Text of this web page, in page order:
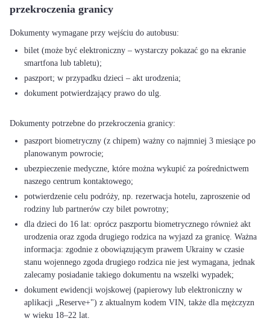
przekroczenia granicy
bilet (może być elektroniczny – wystarczy pokazać go na ekranie
smartfona lub tabletu);
paszport; w przypadku dzieci – akt urodzenia;
dokument potwierdzający prawo do ulg.
paszport biometryczny (z chipem) ważny co najmniej 3 miesiące po
planowanym powrocie;
ubezpieczenie medyczne, które można wykupić za pośrednictwem
naszego centrum kontaktowego;
potwierdzenie celu podróży, np. rezerwacja hotelu, zaproszenie od
rodziny lub partnerów czy bilet powrotny;
dla dzieci do 16 lat: oprócz paszportu biometrycznego również akt
urodzenia oraz zgoda drugiego rodzica na wyjazd za granicę. Ważna
informacja: zgodnie z obowiązującym prawem Ukrainy w czasie
stanu wojennego zgoda drugiego rodzica nie jest wymagana, jednak
zalecamy posiadanie takiego dokumentu na wszelki wypadek;
dokument ewidencji wojskowej (papierowy lub elektroniczny w
aplikacji „Reserve+") z aktualnym kodem VIN, także dla mężczyzn
w wieku 18–22 lat.